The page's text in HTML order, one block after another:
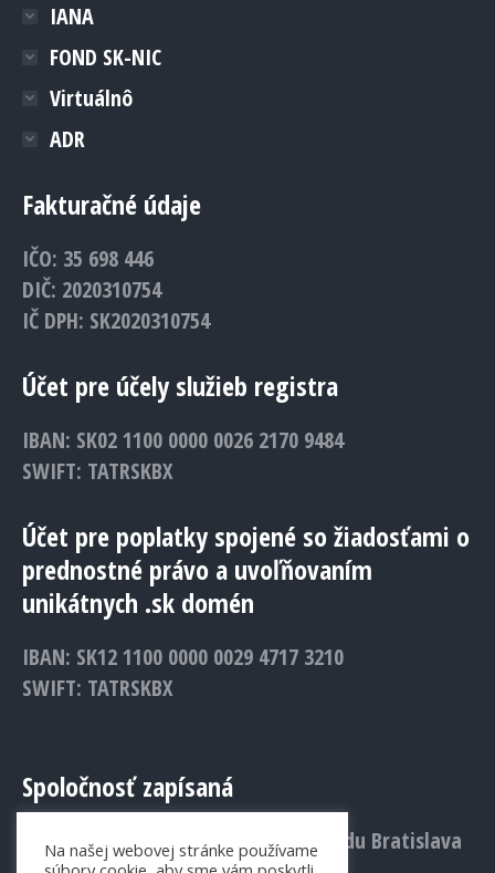
IANA
FOND SK-NIC
Virtuálnô
ADR
Fakturačné údaje
IČO: 35 698 446
DIČ: 2020310754
IČ DPH: SK2020310754
Účet pre účely služieb registra
IBAN: SK02 1100 0000 0026 2170 9484
SWIFT: TATRSKBX
Účet pre poplatky spojené so žiadosťami o
prednostné právo a uvoľňovaním
unikátnych .sk domén
IBAN: SK12 1100 0000 0029 4717 3210
SWIFT: TATRSKBX
Spoločnosť zapísaná
v Obchodnom registri Mestského súdu Bratislava
Na našej webovej stránke používame